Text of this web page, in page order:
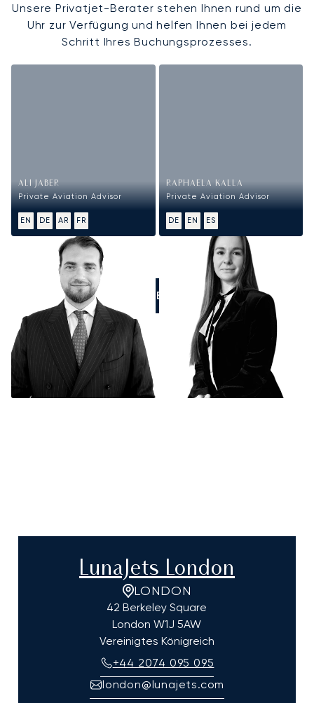
Unsere Privatjet-Berater stehen Ihnen rund um die
Uhr zur Verfügung und helfen Ihnen bei jedem
Schritt Ihres Buchungsprozesses.
ALI JABER
Private Aviation Advisor
EN DE AR FR
RAPHAELA KALLA
Private Aviation Advisor
DE EN ES
RUFEN SIE UNS AN
LunaJets London
LONDON
42 Berkeley Square
London W1J 5AW
Vereinigtes Königreich
+44 2074 095 095
london@lunajets.com